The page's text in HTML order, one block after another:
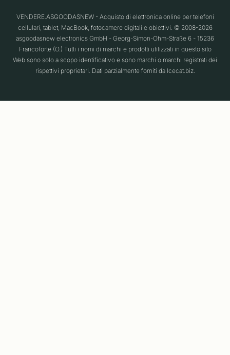
VENDERE.ASGOODASNEW - Acquisto di elettronica online per telefoni
cellulari, tablet, MacBook, fotocamere digitali e obiettivi. © 2008-2026
asgoodasnew electronics GmbH - Georg-Simon-Ohm-Straße 6 - 15236
Francoforte (O.) Tutti i nomi di marchi e prodotti utilizzati in questo sito
Web sono solo a scopo identificativo e sono marchi o marchi registrati dei
rispettivi proprietari. Dati parzialmente forniti da Icecat.biz.